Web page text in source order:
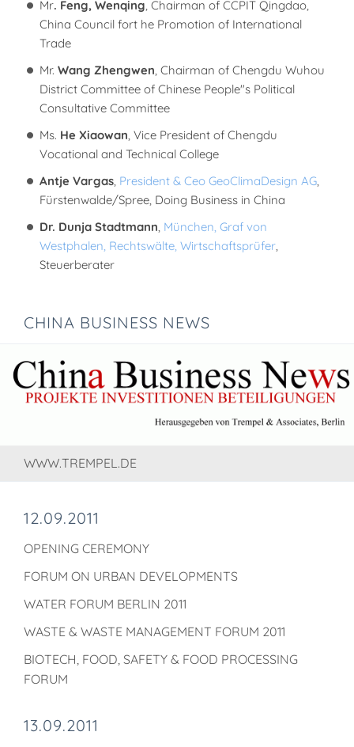
Mr. Feng, Wenqing, Chairman of CCPIT Qingdao,
China Council fort he Promotion of International
Trade
Mr. Wang Zhengwen, Chairman of Chengdu Wuhou
District Committee of Chinese People"s Political
Consultative Committee
Ms. He Xiaowan, Vice President of Chengdu
Vocational and Technical College
Antje Vargas, President & Ceo GeoClimaDesign AG,
Fürstenwalde/Spree, Doing Business in China
Dr. Dunja Stadtmann, München, Graf von
Westphalen, Rechtswälte, Wirtschaftsprüfer,
Steuerberater
CHINA BUSINESS NEWS
WWW.TREMPEL.DE
12.09.2011
OPENING CEREMONY
FORUM ON URBAN DEVELOPMENTS
WATER FORUM BERLIN 2011
WASTE & WASTE MANAGEMENT FORUM 2011
BIOTECH, FOOD, SAFETY & FOOD PROCESSING
FORUM
13.09.2011